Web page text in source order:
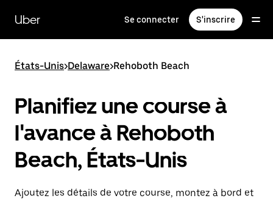
contenu
principal
Uber Se connecter S'inscrire
États-Unis>Delaware>Rehoboth Beach
Planifiez une course à
l'avance à Rehoboth
Beach, États-Unis
Ajoutez les détails de votre course, montez à bord et